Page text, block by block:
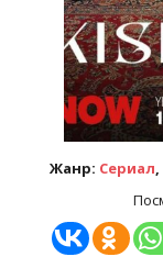
Жанр: Сериал,